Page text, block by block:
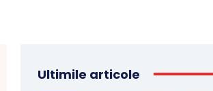
Ultimile articole